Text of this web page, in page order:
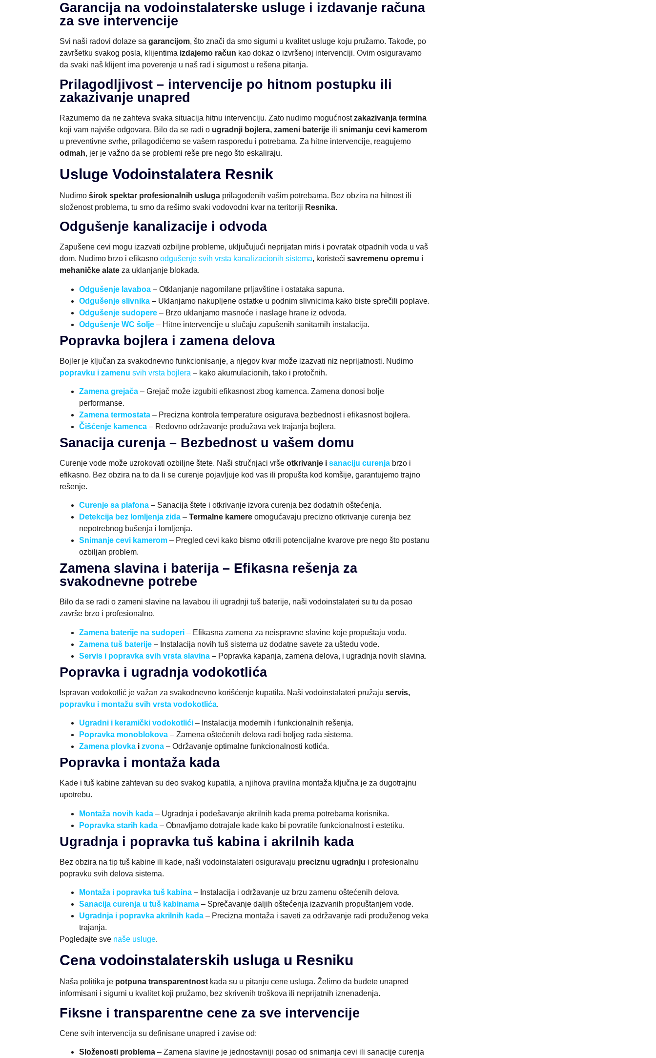
Garancija na vodoinstalaterske usluge i izdavanje računa
za sve intervencije
Svi naši radovi dolaze sa garancijom, što znači da smo sigurni u kvalitet usluge koju pružamo. Takođe, po
završetku svakog posla, klijentima izdajemo račun kao dokaz o izvršenoj intervenciji. Ovim osiguravamo
da svaki naš klijent ima poverenje u naš rad i sigurnost u rešena pitanja.
Prilagodljivost – intervencije po hitnom postupku ili
zakazivanje unapred
Razumemo da ne zahteva svaka situacija hitnu intervenciju. Zato nudimo mogućnostzakazivanja termina
koji vam najviše odgovara. Bilo da se radi o ugradnji bojlera, zameni baterije ili snimanju cevi kamerom
u preventivne svrhe, prilagodićemo se vašem rasporedu i potrebama. Za hitne intervencije, reagujemo
odmah, jer je važno da se problemi reše pre nego što eskaliraju.
Usluge Vodoinstalatera Resnik
Nudimo širok spektar profesionalnih usluga prilagođenih vašim potrebama. Bez obzira na hitnost ili
složenost problema, tu smo da rešimo svaki vodovodni kvar na teritoriji Resnika.
Odgušenje kanalizacije i odvoda
Zapušene cevi mogu izazvati ozbiljne probleme, uključujući neprijatan miris i povratak otpadnih voda u vaš
dom. Nudimo brzo i efikasno odgušenje svih vrsta kanalizacionih sistema, koristeći savremenu opremu i
mehaničke alate za uklanjanje blokada.
Odgušenje lavaboa – Otklanjanje nagomilane prljavštine i ostataka sapuna.
Odgušenje slivnika – Uklanjamo nakupljene ostatke u podnim slivnicima kako biste sprečili poplave.
Odgušenje sudopere – Brzo uklanjamo masnoće i naslage hrane iz odvoda.
Odgušenje WC šolje – Hitne intervencije u slučaju zapušenih sanitarnih instalacija.
Popravka bojlera i zamena delova
Bojler je ključan za svakodnevno funkcionisanje, a njegov kvar može izazvati niz neprijatnosti. Nudimo
popravku i zamenu svih vrsta bojlera – kako akumulacionih, tako i protočnih.
Zamena grejača – Grejač može izgubiti efikasnost zbog kamenca. Zamena donosi bolje
performanse.
Zamena termostata – Precizna kontrola temperature osigurava bezbednost i efikasnost bojlera.
Čišćenje kamenca – Redovno održavanje produžava vek trajanja bojlera.
Sanacija curenja – Bezbednost u vašem domu
Curenje vode može uzrokovati ozbiljne štete. Naši stručnjaci vrše otkrivanje i sanaciju curenja brzo i
efikasno. Bez obzira na to da li se curenje pojavljuje kod vas ili propušta kod komšije, garantujemo trajno
rešenje.
Curenje sa plafona – Sanacija štete i otkrivanje izvora curenja bez dodatnih oštećenja.
Detekcija bez lomljenja zida – Termalne kamere omogućavaju precizno otkrivanje curenja bez
nepotrebnog bušenja i lomljenja.
Snimanje cevi kamerom – Pregled cevi kako bismo otkrili potencijalne kvarove pre nego što postanu
ozbiljan problem.
Zamena slavina i baterija – Efikasna rešenja za
svakodnevne potrebe
Bilo da se radi o zameni slavine na lavabou ili ugradnji tuš baterije, naši vodoinstalateri su tu da posao
završe brzo i profesionalno.
Zamena baterije na sudoperi – Efikasna zamena za neispravne slavine koje propuštaju vodu.
Zamena tuš baterije – Instalacija novih tuš sistema uz dodatne savete za uštedu vode.
Servis i popravka svih vrsta slavina – Popravka kapanja, zamena delova, i ugradnja novih slavina.
Popravka i ugradnja vodokotlića
Ispravan vodokotlić je važan za svakodnevno korišćenje kupatila. Naši vodoinstalateri pružaju servis,
popravku i montažu svih vrsta vodokotlića.
Ugradni i keramički vodokotlići – Instalacija modernih i funkcionalnih rešenja.
Popravka monoblokova – Zamena oštećenih delova radi boljeg rada sistema.
Zamena plovka i zvona – Održavanje optimalne funkcionalnosti kotlića.
Popravka i montaža kada
Kade i tuš kabine zahtevan su deo svakog kupatila, a njihova pravilna montaža ključna je za dugotrajnu
upotrebu.
Montaža novih kada – Ugradnja i podešavanje akrilnih kada prema potrebama korisnika.
Popravka starih kada – Obnavljamo dotrajale kade kako bi povratile funkcionalnost i estetiku.
Ugradnja i popravka tuš kabina i akrilnih kada
Bez obzira na tip tuš kabine ili kade, naši vodoinstalateri osiguravaju preciznu ugradnju i profesionalnu
popravku svih delova sistema.
Montaža i popravka tuš kabina – Instalacija i održavanje uz brzu zamenu oštećenih delova.
Sanacija curenja u tuš kabinama – Sprečavanje daljih oštećenja izazvanih propuštanjem vode.
Ugradnja i popravka akrilnih kada – Precizna montaža i saveti za održavanje radi produženog veka
trajanja.
Pogledajte sve naše usluge.
Cena vodoinstalaterskih usluga u Resniku
Naša politika je potpuna transparentnostkada su u pitanju cene usluga. Želimo da budete unapred
informisani i sigurni u kvalitet koji pružamo, bez skrivenih troškova ili neprijatnih iznenađenja.
Fiksne i transparentne cene za sve intervencije
Cene svih intervencija su definisane unapred i zavise od:
Složenosti problema – Zamena slavine je jednostavniji posao od snimanja cevi ili sanacije curenja